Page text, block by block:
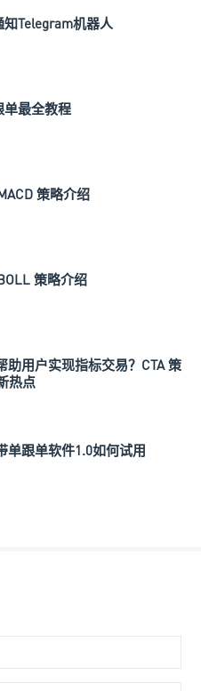
Telegram机器人
单最全教程
策略介绍
策略介绍
助用户实现指标交易？CTA 策
热点
单跟单软件1.0如何试用